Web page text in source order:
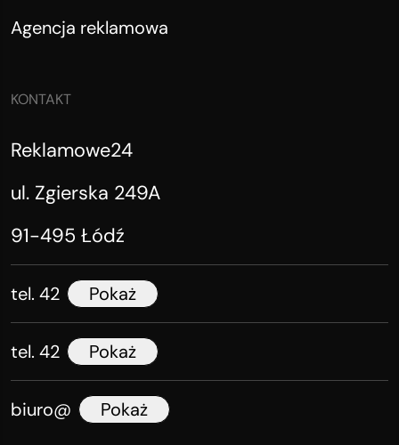
Agencja reklamowa
KONTAKT
Reklamowe24
ul. Zgierska 249A
91-495 Łódź
tel. 42 Pokaż
tel. 42 Pokaż
biuro@ Pokaż